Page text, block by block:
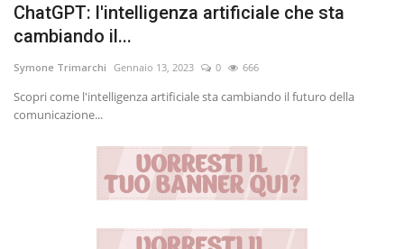
Entra nel Team
Volgo Academy
Tecnologia
ChatGPT: l'intelligenza artificiale che sta
cambiando il...
Symone Trimarchi Gennaio 13, 2023 0 666
Scopri come l'intelligenza artificiale sta cambiando il futuro della
comunicazione...